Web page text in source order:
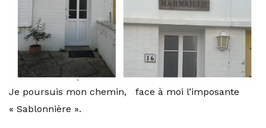
Je poursuis mon chemin, face à moi l’imposante
« Sablonnière ».